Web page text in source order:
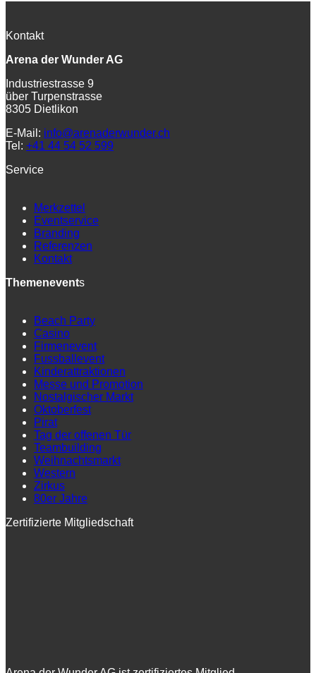
Kontakt
Arena der Wunder AG
Industriestrasse 9
über Turpenstrasse
8305 Dietlikon
E-Mail: info@arenaderwunder.ch
Tel: +41 44 54 52 599
Service
Merkzettel
Eventservice
Branding
Referenzen
Kontakt
Themenevents
Beach Party
Casino
Firmenevent
Fussballevent
Kinderattraktionen
Messe und Promotion
Nostalgischer Markt
Oktoberfest
Pirat
Tag der offenen Tür
Teambuilding
Weihnachtsmarkt
Western
Zirkus
80er Jahre
Zertifizierte Mitgliedschaft